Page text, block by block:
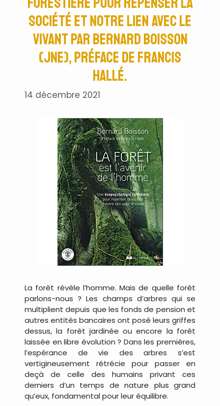
société et notre lien avec le
vivant par Bernard Boisson
(JNE), préface de Francis
Hallé.
14 décembre 2021
La forêt révèle l’homme. Mais de quelle forêt
parlons-nous ? Les champs d’arbres qui se
multiplient depuis que les fonds de pension et
autres entités bancaires ont posé leurs griffes
dessus, la forêt jardinée ou encore la forêt
laissée en libre évolution ? Dans les premières,
l’espérance de vie des arbres s’est
vertigineusement rétrécie pour passer en
deçà de celle des humains privant ces
derniers d’un temps de nature plus grand
qu’eux, fondamental pour leur équilibre.